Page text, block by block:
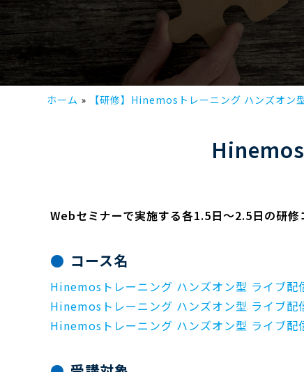
Hinemosメッセージフィ
AI基盤による 異常検知
ログ管理特集
基盤設定の自動化特集
ホーム 【研修】Hinemosトレーニング ハンズオン
Webセミナーで実施する各1.5日～2.5日の研
コース名
Hinemosトレーニング ハンズオン型 ライブ配
Hinemosトレーニング ハンズオン型 ライブ配
Hinemosトレーニング ハンズオン型 ライブ配